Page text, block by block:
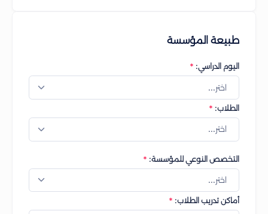
طبيعة المؤسسة
اليوم الدراسي:
اختر...
الطلاب:
اختر...
التخصص النوعي للمؤسسة:
اختر...
أماكن تدريب الطلاب: